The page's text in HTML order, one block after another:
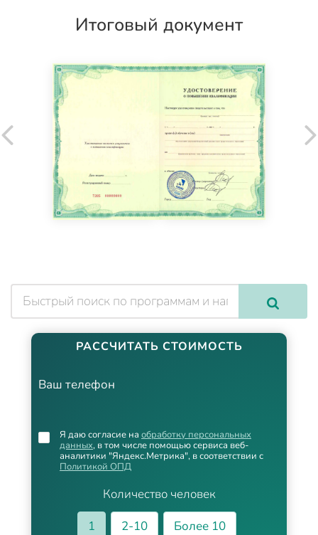
Итоговый документ
РАССЧИТАТЬ СТОИМОСТЬ
Ваш телефон
Количество человек
1
2-10
Более 10
Я даю согласие на обработку персональных
данных, в том числе помощью сервиса веб-
аналитики "Яндекс.Метрика", в соответствии с
Политикой ОПД